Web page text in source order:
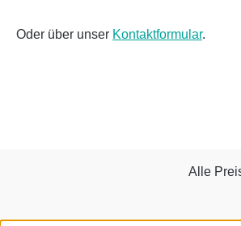
Oder über unser Kontaktformular.
Alle